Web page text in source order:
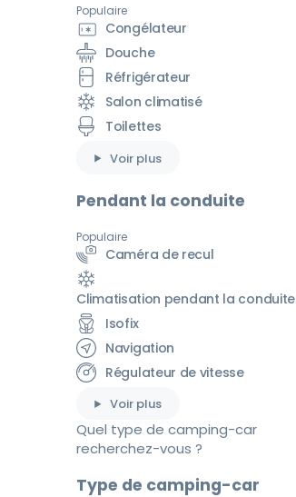
Populaire
Congélateur
Douche
Réfrigérateur
Salon climatisé
Toilettes
Voir plus
Pendant la conduite
Populaire
Caméra de recul
Climatisation pendant la conduite
Isofix
Navigation
Régulateur de vitesse
Voir plus
Quel type de camping-car
recherchez-vous ?
Type de camping-car